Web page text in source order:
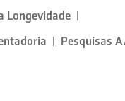
Longevidade
Pesquisas